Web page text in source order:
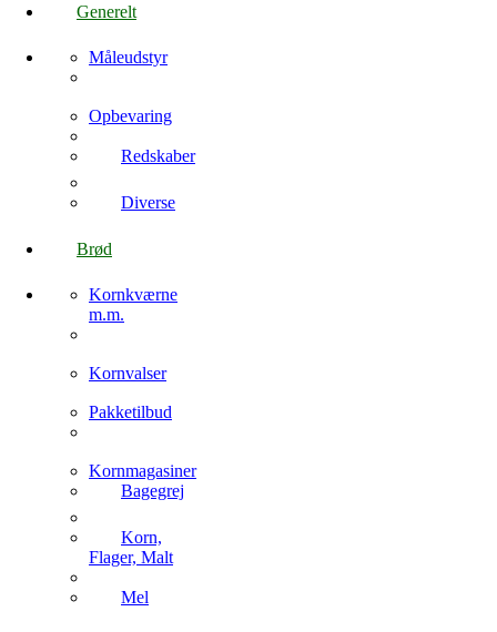
Generelt
Måleudstyr
Opbevaring
Redskaber
Diverse
Brød
Kornkværne
m.m.
Kornvalser
Pakketilbud
Kornmagasiner
Bagegrej
Korn,
Flager, Malt
Mel